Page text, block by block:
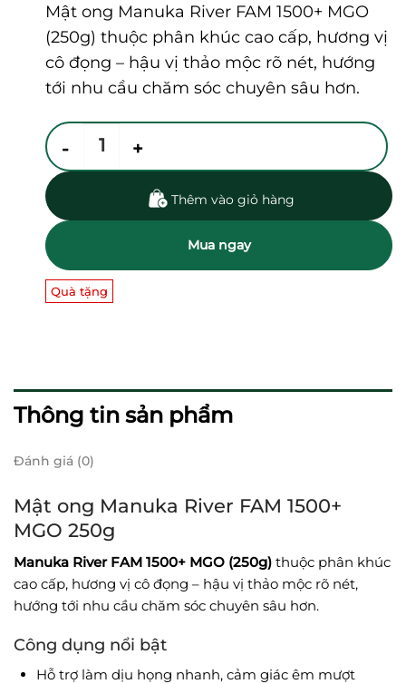
Mật ong Manuka River FAM 1500+ MGO
(250g) thuộc phân khúc cao cấp, hương vị
cô đọng – hậu vị thảo mộc rõ nét, hướng
tới nhu cầu chăm sóc chuyên sâu hơn.
Mật ong Manuka River FAM 1500+ MGO 250g số lượng
Thêm vào giỏ hàng
Mua ngay
Quà tặng
Thông tin sản phẩm
Đánh giá (0)
Mật ong Manuka River FAM 1500+
MGO 250g
Manuka River FAM 1500+ MGO (250g) thuộc phân khúc
cao cấp, hương vị cô đọng – hậu vị thảo mộc rõ nét,
hướng tới nhu cầu chăm sóc chuyên sâu hơn.
Công dụng nổi bật
Hỗ trợ làm dịu họng nhanh, cảm giác êm mượt